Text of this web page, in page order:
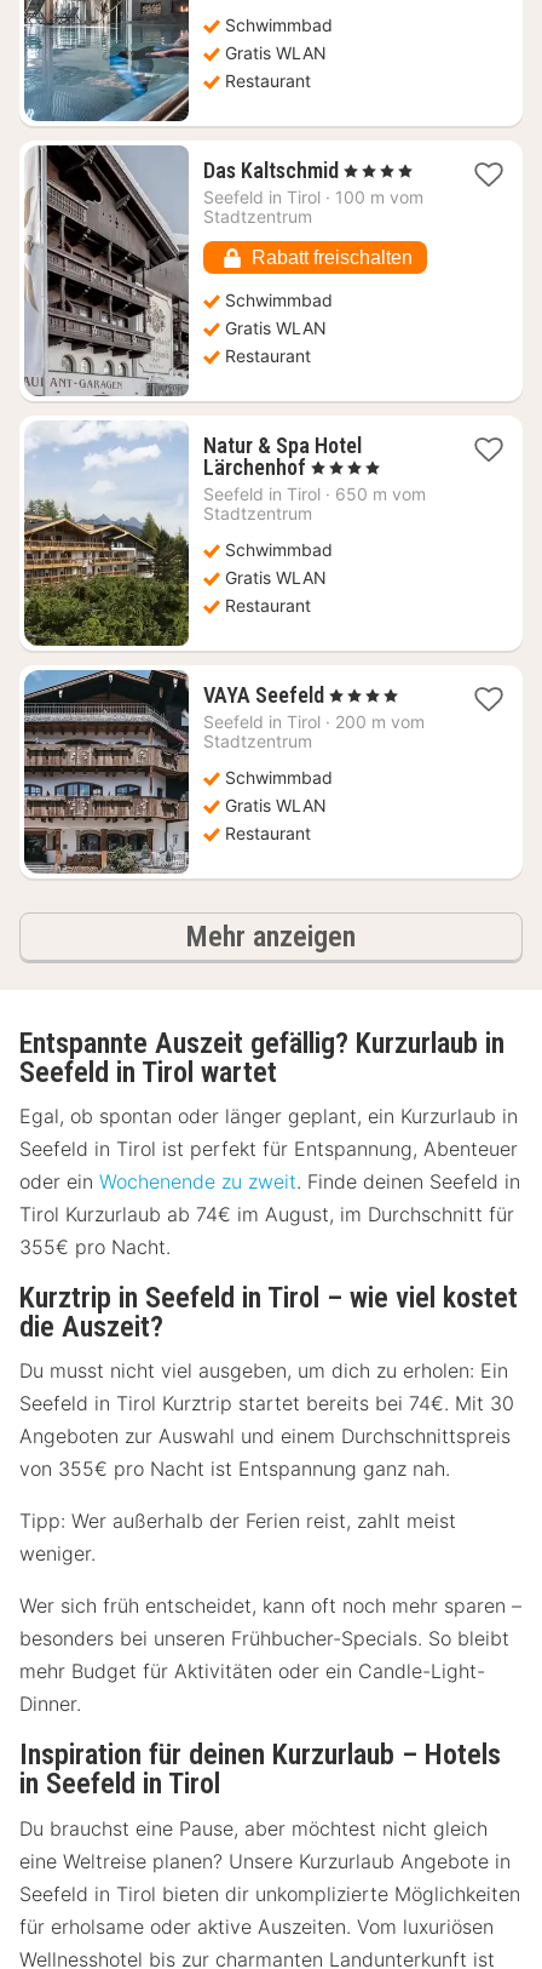
€
Schwimmbad
Gratis WLAN
Restaurant
Das Kaltschmid 1
Nacht
€
, 4 Sterne
Seefeld in Tirol · 100 m vom
Stadtzentrum
Rabatt freischalten
Schwimmbad
Gratis WLAN
Restaurant
Natur & Spa Hotel
Lärchenhof 1
Nacht
ab
€
, 4 Sterne
Seefeld in Tirol · 650 m vom
Stadtzentrum
Schwimmbad
Gratis WLAN
Restaurant
VAYA Seefeld 1
Nacht
€
, 4 Sterne
Seefeld in Tirol · 200 m vom
Stadtzentrum
Schwimmbad
Gratis WLAN
Restaurant
Mehr anzeigen
Entspannte Auszeit gefällig? Kurzurlaub in
Seefeld in Tirol wartet
Egal, ob spontan oder länger geplant, ein Kurzurlaub in
Seefeld in Tirol ist perfekt für Entspannung, Abenteuer
oder ein Wochenende zu zweit. Finde deinen Seefeld in
Tirol Kurzurlaub ab 74€ im August, im Durchschnitt für
355€ pro Nacht.
Kurztrip in Seefeld in Tirol – wie viel kostet
die Auszeit?
Du musst nicht viel ausgeben, um dich zu erholen: Ein
Seefeld in Tirol Kurztrip startet bereits bei 74€. Mit 30
Angeboten zur Auswahl und einem Durchschnittspreis
von 355€ pro Nacht ist Entspannung ganz nah.
Tipp: Wer außerhalb der Ferien reist, zahlt meist
weniger.
Wer sich früh entscheidet, kann oft noch mehr sparen –
besonders bei unseren Frühbucher-Specials. So bleibt
mehr Budget für Aktivitäten oder ein Candle-Light-
Dinner.
Inspiration für deinen Kurzurlaub – Hotels
in Seefeld in Tirol
Du brauchst eine Pause, aber möchtest nicht gleich
eine Weltreise planen? Unsere Kurzurlaub Angebote in
Seefeld in Tirol bieten dir unkomplizierte Möglichkeiten
für erholsame oder aktive Auszeiten. Vom luxuriösen
Wellnesshotel bis zur charmanten Landunterkunft ist